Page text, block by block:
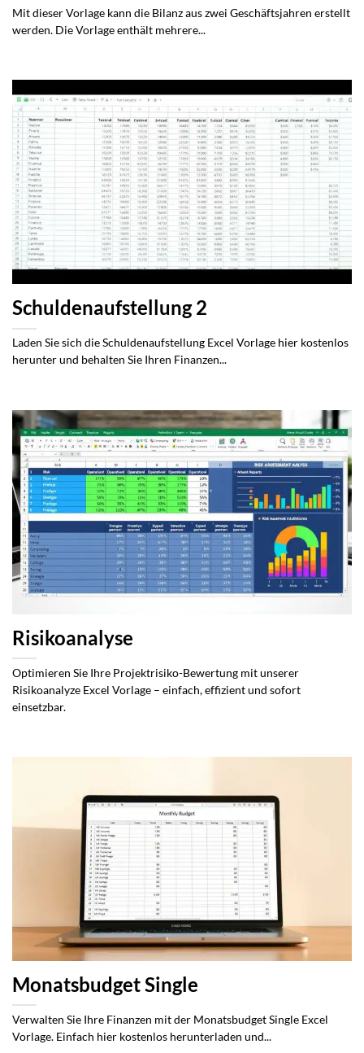
Mit dieser Vorlage kann die Bilanz aus zwei Geschäftsjahren erstellt
werden. Die Vorlage enthält mehrere...
Schuldenaufstellung 2
Laden Sie sich die Schuldenaufstellung Excel Vorlage hier kostenlos
herunter und behalten Sie Ihren Finanzen...
Risikoanalyse
Optimieren Sie Ihre Projektrisiko-Bewertung mit unserer
Risikoanalyze Excel Vorlage – einfach, effizient und sofort
einsetzbar.
Monatsbudget Single
Verwalten Sie Ihre Finanzen mit der Monatsbudget Single Excel
Vorlage. Einfach hier kostenlos herunterladen und...